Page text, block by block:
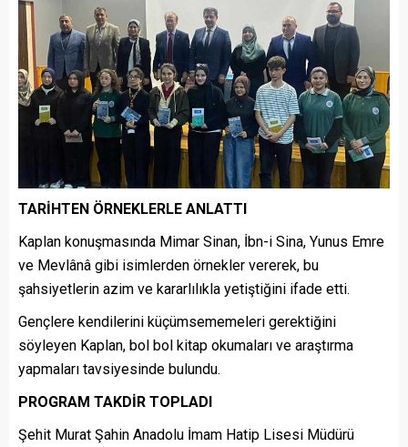
TARİHTEN ÖRNEKLERLE ANLATTI
Kaplan konuşmasında Mimar Sinan, İbn-i Sina, Yunus Emre
ve Mevlânâ gibi isimlerden örnekler vererek, bu
şahsiyetlerin azim ve kararlılıkla yetiştiğini ifade etti.
Gençlere kendilerini küçümsememeleri gerektiğini
söyleyen Kaplan, bol bol kitap okumaları ve araştırma
yapmaları tavsiyesinde bulundu.
PROGRAM TAKDİR TOPLADI
Şehit Murat Şahin Anadolu İmam Hatip Lisesi Müdürü